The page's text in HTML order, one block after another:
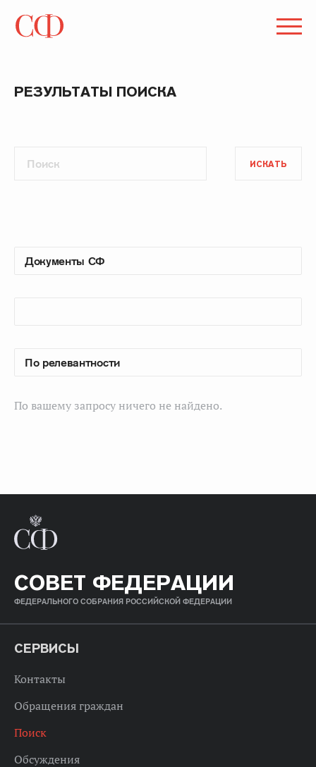
РЕЗУЛЬТАТЫ ПОИСКА
ИСКАТЬ
По вашему запросу ничего не найдено.
СОВЕТ ФЕДЕРАЦИИ
ФЕДЕРАЛЬНОГО СОБРАНИЯ РОССИЙСКОЙ ФЕДЕРАЦИИ
СЕРВИСЫ
Контакты
Обращения граждан
Поиск
Обсуждения